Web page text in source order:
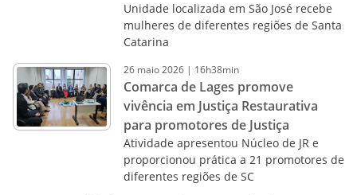
Unidade localizada em São José recebe
mulheres de diferentes regiões de Santa
Catarina
26 maio2026 | 16h38min
Comarca de Lages promove
vivência em Justiça Restaurativa
para promotores de Justiça
Atividade apresentou Núcleo de JR e
proporcionou prática a 21 promotores de
diferentes regiões de SC